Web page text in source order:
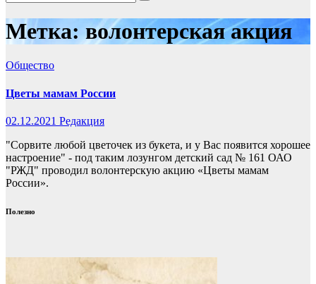
Метка:волонтерская акция
Общество
Цветы мамам России
02.12.2021 Редакция
"Сорвите любой цветочек из букета, и у Вас появится хорошее
настроение" - под таким лозунгом детский сад № 161 ОАО
"РЖД" проводил волонтерскую акцию «Цветы мамам
России».
Полезно